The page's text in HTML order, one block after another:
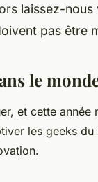
laissez-
pas être
le
et cette année
les geeks